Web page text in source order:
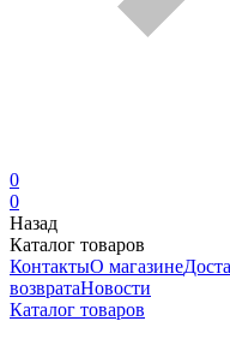
0
0
Назад
Каталог товаров
КонтактыО магазине
возвратаНовости
Каталог товаров